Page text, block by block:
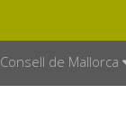
Consell de Mallorca